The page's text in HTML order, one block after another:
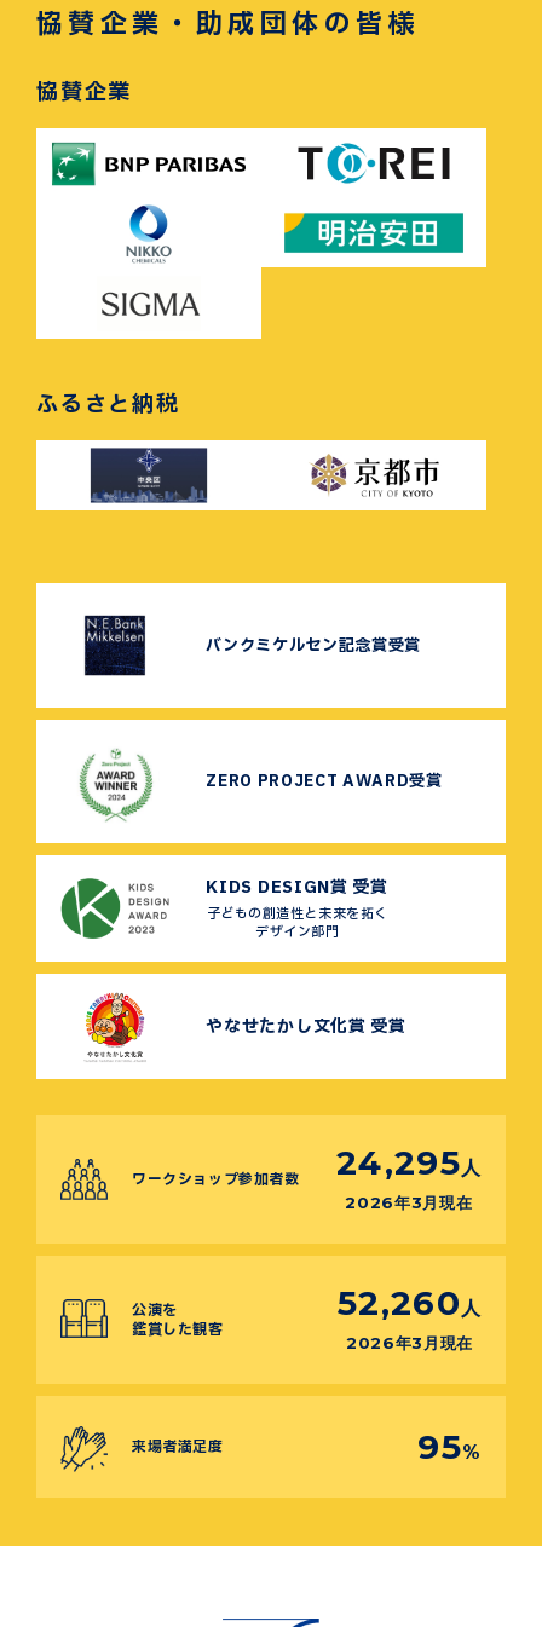
協賛企業・助成団体の皆様
協賛企業
ふるさと納税
バンクミケルセン記念賞受賞
ZERO PROJECT AWARD受賞
KIDS DESIGN賞 受賞
子どもの創造性と未来を拓く
デザイン部門
やなせたかし文化賞 受賞
ワークショップ参加者数 24,295 人
2026年3月現在
公演を
鑑賞した観客
52,260 人
2026年3月現在
来場者満足度 95%